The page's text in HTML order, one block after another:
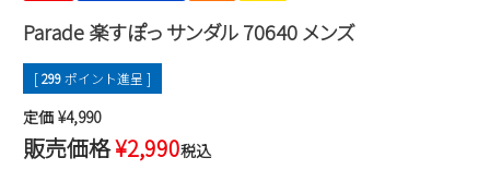
日 月
2
3 4
Parade 楽すぽっ サンダル 70640 メンズ
[299ポイント進呈 ]
定価 ¥4,990
販売価格¥2,990税込